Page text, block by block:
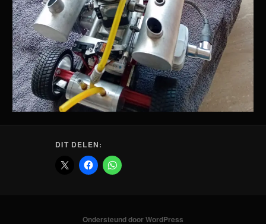
DIT DELEN:
Ondersteund door WordPress